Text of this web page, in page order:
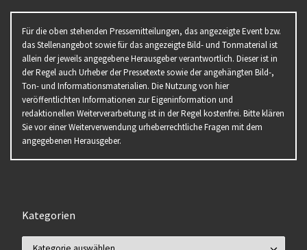
Für die oben stehenden Pressemitteilungen, das angezeigte Event bzw.
das Stellenangebot sowie für das angezeigte Bild- und Tonmaterial ist
allein der jeweils angegebene Herausgeber verantwortlich. Dieser ist in
der Regel auch Urheber der Pressetexte sowie der angehängten Bild-,
Ton- und Informationsmaterialien. Die Nutzung von hier
veröffentlichten Informationen zur Eigeninformation und
redaktionellen Weiterverarbeitung ist in der Regel kostenfrei. Bitte klären
Sie vor einer Weiterverwendung urheberrechtliche Fragen mit dem
angegebenen Herausgeber.
Kategorien